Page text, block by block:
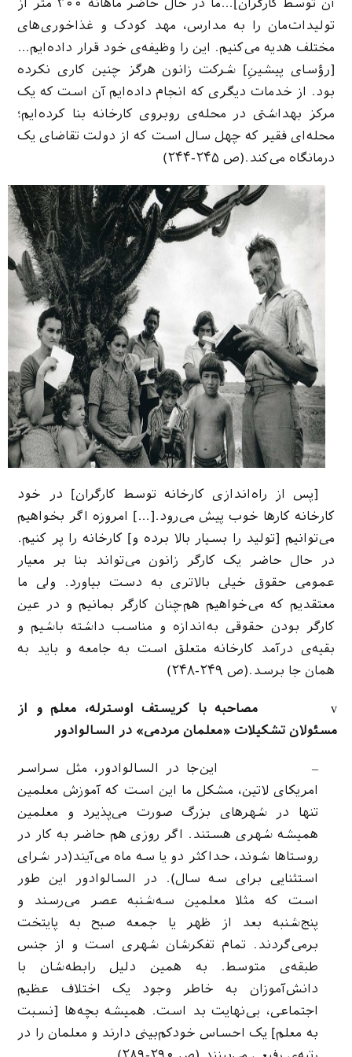
آن توسط کارگران]…ما در حال حاضر ماهانه ۳۰۰ متر از
تولیدات‌مان را به مدارس، مهد کودک‌ و غذاخوری‌های
مختلف هدیه می‌کنیم. این را وظیفه‌ی خود قرار داده‌ایم…
[رؤسای پیشینِ] شرکت زانون هرگز چنین کاری نکرده
بود. از خدمات دیگری که انجام داده‌ایم آن است که یک
مرکز بهداشتی در محله‌ی روبروی کارخانه بنا کرده‌ایم؛
محله‌ای فقیر که چهل سال است که از دولت تقاضای یک
درمانگاه می‌کند.(ص ۲۴۵-۲۴۴)
[پس از راه‌اندازی کارخانه توسط کارگران] در خود
کارخانه کارها خوب پیش می‌رود.[…] امروزه اگر بخواهیم
می‌توانیم [تولید را بسیار بالا برده و] کارخانه را پر کنیم.
در حال حاضر یک کارگر زانون می‌تواند بنا بر معیار
عمومی حقوق خیلی بالاتری به دست بیاورد. ولی ما
معتقدیم که می‌خواهیم هم‌چنان کارگر بمانیم و در عین
کارگر بودن حقوقی به‌اندازه و مناسب داشته باشیم و
بقیه‌ی درآمد کارخانه متعلق است به جامعه و باید به
همان جا برسد.(ص ۲۴۹-۲۴۸)
v
مصاحبه با کریستف اوسترله، معلم و از
مسئولان تشکیلات «معلمان مردمی» در السالوادور
– این‌جا در السالوادور، مثل سراسر
امریکای لاتین، مشکل ما این است که آموزش معلمین
تنها در شهرهای بزرگ صورت می‌پذیرد و معلمین
همیشه شهری هستند. اگر روزی هم حاضر به کار در
روستاها شوند، حداکثر دو یا سه ماه می‌آیند(در شرای
استثنایی برای سه سال). در السالوادور این طور
است که مثلا معلمین سه‌شنبه عصر می‌رسند و
پنج‌شنبه بعد از ظهر یا جمعه صبح به پایتخت
برمی‌گردند. تمام تفکرشان شهری است و از جنس
طبقه‌ی متوسط. به همین دلیل رابطه‌شان با
دانش‌آموزان به خاطر وجود یک اختلاف عظیم
اجتماعی، بی‌نهایت بد است. همیشه بچه‌ها [نسبت
به معلم] یک احساس خودکم‌بینی دارند و معلمان را در